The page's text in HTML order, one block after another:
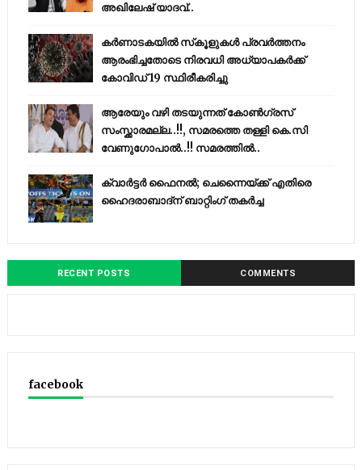
അഖിലേഷ് യാദവ്..
കര്‍ണാടകയില്‍ സ്‌കൂളുകള്‍ പ്രവര്‍ത്തനം
ആരംഭിച്ചതോടെ നിരവധി അധ്യാപകര്‍ക്ക്
കോവിഡ് 19 സ്ഥിരീകരിച്ചു
ആരേയും വഴി തടയുന്നത് കോണ്‍ഗ്രസ്
സംസ്ക്കാരമല്ല..!!, സമരത്തെ തള്ളി കെ.സി
വേണുഗോപാൽ..!! സമരത്തിൽ..
ക്വാർട്ടർ ഫൈനൽ; ചെന്നൈയ്ക്ക് എതിരെ
ഹൈദരാബാദ്ന് ബാറ്റിംഗ് തകർച്ച
RECENT POSTS COMMENTS
facebook